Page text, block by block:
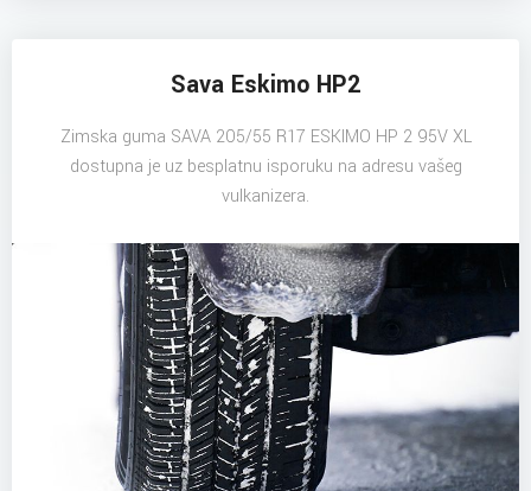
Sava Eskimo HP2
Zimska guma SAVA 205/55 R17 ESKIMO HP 2 95V XL
dostupna je uz besplatnu isporuku na adresu vašeg
vulkanizera.